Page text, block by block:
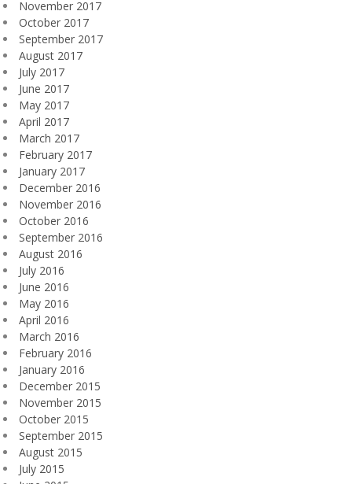
November 2017
October 2017
September 2017
August 2017
July 2017
June 2017
May 2017
April 2017
March 2017
February 2017
January 2017
December 2016
November 2016
October 2016
September 2016
August 2016
July 2016
June 2016
May 2016
April 2016
March 2016
February 2016
January 2016
December 2015
November 2015
October 2015
September 2015
August 2015
July 2015